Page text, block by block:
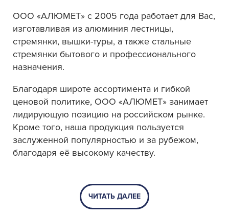
ООО «АЛЮМЕТ» с 2005 года работает для Вас,
изготавливая из алюминия лестницы,
стремянки, вышки-туры, а также стальные
стремянки бытового и профессионального
назначения.
Благодаря широте ассортимента и гибкой
ценовой политике, ООО «АЛЮМЕТ» занимает
лидирующую позицию на российском рынке.
Кроме того, наша продукция пользуется
заслуженной популярностью и за рубежом,
благодаря её высокому качеству.
ЧИТАТЬ ДАЛЕЕ